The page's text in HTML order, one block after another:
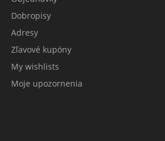
Dobropisy
Adresy
Zľavové kupóny
My wishlists
Moje upozornenia